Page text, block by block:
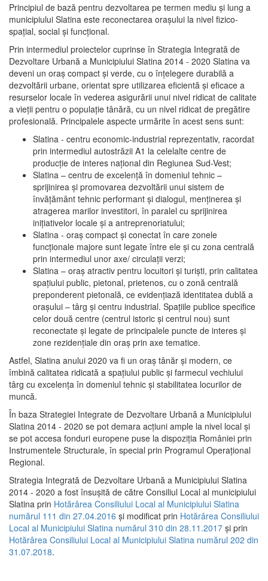
Principiul de bază pentru dezvoltarea pe termen mediu şi lung a
municipiului Slatina este reconectarea oraşului la nivel fizico-
spaţial, social şi funcţional.
Prin intermediul proiectelor cuprinse în Strategia Integrată de
Dezvoltare Urbană a Municipiului Slatina 2014 - 2020 Slatina va
deveni un oraş compact şi verde, cu o înţelegere durabilă a
dezvoltării urbane, orientat spre utilizarea eficientă şi eficace a
resurselor locale în vederea asigurării unui nivel ridicat de calitate
a vieţii pentru o populaţie tânără, cu un nivel ridicat de pregătire
profesională. Principalele aspecte urmărite în acest sens sunt:
Slatina - centru economic-industrial reprezentativ, racordat
prin intermediul autostrăzii A1 la celelalte centre de
producţie de interes naţional din Regiunea Sud-Vest;
Slatina – centru de excelenţă în domeniul tehnic –
sprijinirea şi promovarea dezvoltării unui sistem de
învăţământ tehnic performant şi dialogul, menţinerea şi
atragerea marilor investitori, în paralel cu sprijinirea
iniţiativelor locale şi a antreprenoriatului;
Slatina - oraş compact şi conectat în care zonele
funcţionale majore sunt legate între ele şi cu zona centrală
prin intermediul unor axe/ circulații verzi;
Slatina – oraş atractiv pentru locuitori şi turişti, prin calitatea
spaţiului public, pietonal, prietenos, cu o zonă centrală
preponderent pietonală, ce evidenţiază identitatea dublă a
oraşului – târg şi centru industrial. Spaţiile publice specifice
celor două centre (centrul istoric şi centrul nou) sunt
reconectate şi legate de principalele puncte de interes şi
zone rezidenţiale din oraş prin axe tematice.
Astfel, Slatina anului 2020 va fi un oraş tânăr şi modern, ce
îmbină calitatea ridicată a spaţiului public şi farmecul vechiului
târg cu excelenţa în domeniul tehnic şi stabilitatea locurilor de
muncă.
În baza Strategiei Integrate de Dezvoltare Urbană a Municipiului
Slatina 2014 - 2020 se pot demara acţiuni ample la nivel local şi
se pot accesa fonduri europene puse la dispoziţia României prin
Instrumentele Structurale, în special prin Programul Operațional
Regional.
Strategia Integrată de Dezvoltare Urbană a Municipiului Slatina
2014 - 2020 a fost însuşită de către Consiliul Local al municipiului
Slatina prin Hotărârea Consiliului Local al Municipiului Slatina
numărul 111 din 27.04.2016 și modificat prin Hotărârea Consiliului
Local al Municipiului Slatina numărul 310 din 28.11.2017 și prin
Hotărârea Consiliului Local al Municipiului Slatina numărul 202 din
31.07.2018.